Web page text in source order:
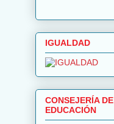
IGUALDAD
CONSEJERÍA DE
EDUCACIÓN